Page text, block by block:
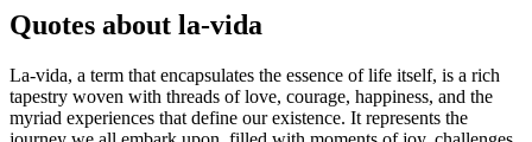
Quotes about la-vida
La-vida, a term that encapsulates the essence of life itself, is a rich
tapestry woven with threads of love, courage, happiness, and the
myriad experiences that define our existence. It represents the